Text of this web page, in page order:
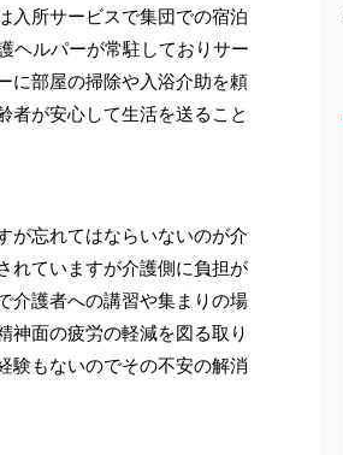
入所サービスで集団での宿泊
ヘルパーが常駐しておりサー
に部屋の掃除や入浴介助を頼
者が安心して生活を送ること
が忘れてはならいないのが介
れていますが介護側に負担が
介護者への講習や集まりの場
神面の疲労の軽減を図る取り
験もないのでその不安の解消